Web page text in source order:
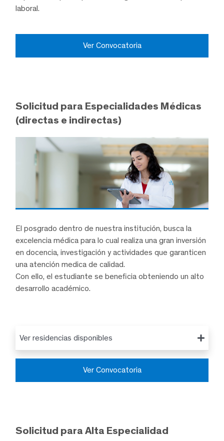
laboral.
Ver Convocatoria
Solicitud para Especialidades Médicas
(directas e indirectas)
El posgrado dentro de nuestra institución, busca la
excelencia médica para lo cual realiza una gran inversión
en docencia, investigación y actividades que garanticen
una atención medica de calidad.
Con ello, el estudiante se beneficia obteniendo un alto
desarrollo académico.
Ver residencias disponibles
Ver Convocatoria
Solicitud para Alta Especialidad